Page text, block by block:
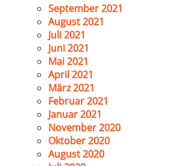
September 2021
August 2021
Juli 2021
Juni 2021
Mai 2021
April 2021
März 2021
Februar 2021
Januar 2021
November 2020
Oktober 2020
August 2020